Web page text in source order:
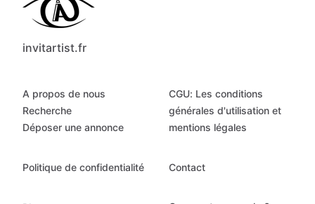
invitartist.fr
A propos de nous
Recherche
Déposer une annonce
CGU: Les conditions
générales d'utilisation et
mentions légales
Politique de confidentialité Contact